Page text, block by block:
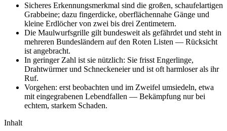
Sicheres Erkennungsmerkmal sind die großen, schaufelartigen
Grabbeine; dazu fingerdicke, oberflächennahe Gänge und
kleine Erdlöcher von zwei bis drei Zentimetern.
Die Maulwurfsgrille gilt bundesweit als gefährdet und steht in
mehreren Bundesländern auf den Roten Listen — Rücksicht
ist angebracht.
In geringer Zahl ist sie nützlich: Sie frisst Engerlinge,
Drahtwürmer und Schneckeneier und ist oft harmloser als ihr
Ruf.
Vorgehen: erst beobachten und im Zweifel umsiedeln, etwa
mit eingegrabenen Lebendfallen — Bekämpfung nur bei
echtem, starkem Schaden.
Inhalt